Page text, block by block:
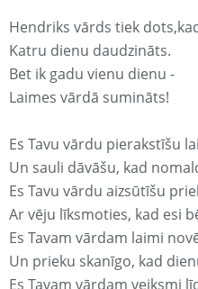
Hendriks vārds tiek
Katru dienu daudzināts.
Bet ik gadu vienu dienu -
Laimes vārdā sumināts!
Es Tavu vārdu pierakstīšu
Un sauli dāvāšu, kad
Es Tavu vārdu aizsūtīšu
Ar vēju līksmoties, kad esi
Es Tavam vārdam laimi
Un prieku skanīgo, kad
Es Tavam vārdam veiksmi